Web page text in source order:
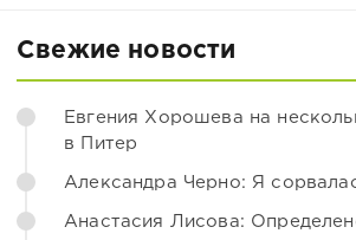
Свежие новости
Евгения Хорошева на
в Питер
Александра Черно: Я
Анастасия Лисова: